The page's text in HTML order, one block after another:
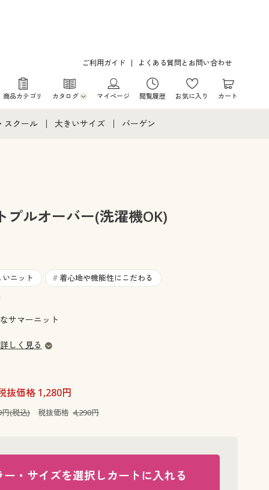
ご利用ガイド よくある質問とお問い合わせ
商品カテゴリ カタログ
カタログ・チラシからのご注文
マイページ 閲覧履歴 お気に入り カート
スクール
ア・ティーンズ下着
大きいサイズ
大きいサイズ レディース下着
大きいサイズ 事務・制服
バーゲン
プルオーバー(洗濯機OK)
いニット # 着心地や機能性にこだわる
サマーニット
しく見る
抜価格 1,280円
円(税込) 税抜価格 4,290円
ー・サイズを選択しカートに入れる